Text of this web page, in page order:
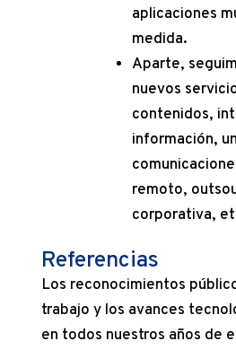
aplicaciones
medida.
Aparte,
nuevos
contenidos,
información,
remoto,
corporativa,
Referencias
Los reconocimientos
trabajo y los avances
en todos nuestros años de